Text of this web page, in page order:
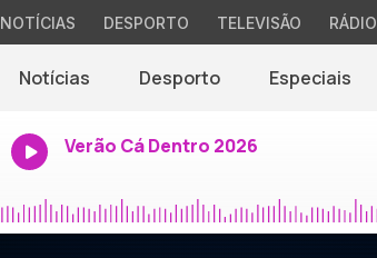
NOTÍCIAS DESPORTO TELEVISÃO RÁDIO
Notícias Desporto Especiais
Verão Cá Dentro 2026